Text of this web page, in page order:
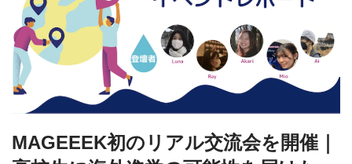
MAGEEEK初のリアル交流会を開催｜